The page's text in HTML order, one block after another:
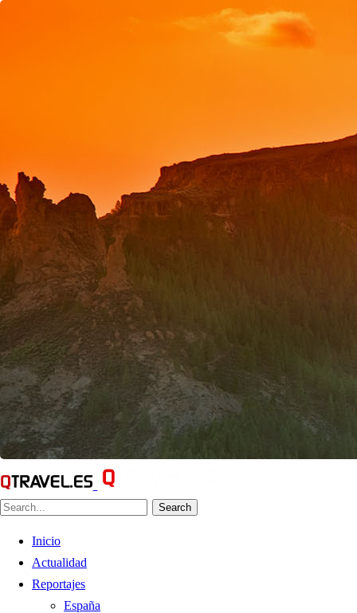
Search
Inicio
Actualidad
Reportajes
España